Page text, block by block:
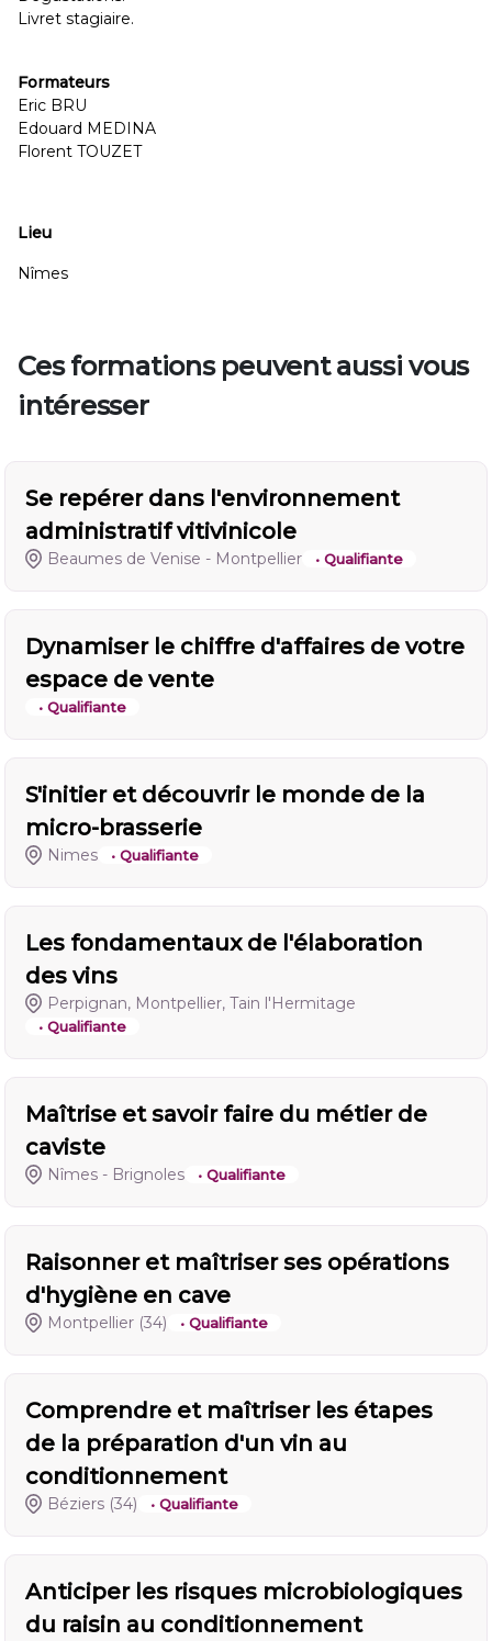
Livret stagiaire.
Formateurs
Eric BRU
Edouard MEDINA
Florent TOUZET
Lieu
Nîmes
Ces formations peuvent aussi vous
intéresser
Se repérer dans l'environnement
administratif vitivinicole
Beaumes de Venise - Montpellier • Qualifiante
Dynamiser le chiffre d'affaires de votre
espace de vente
• Qualifiante
S'initier et découvrir le monde de la
micro-brasserie
Nimes • Qualifiante
Les fondamentaux de l'élaboration
des vins
Perpignan, Montpellier, Tain l'Hermitage
• Qualifiante
Maîtrise et savoir faire du métier de
caviste
Nîmes - Brignoles • Qualifiante
Raisonner et maîtriser ses opérations
d'hygiène en cave
Montpellier (34) • Qualifiante
Comprendre et maîtriser les étapes
de la préparation d'un vin au
conditionnement
Béziers (34) • Qualifiante
Anticiper les risques microbiologiques
du raisin au conditionnement